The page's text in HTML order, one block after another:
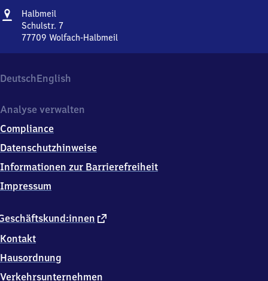
Adresse
Halbmeil
Schulstr. 7
77709 Wolfach-Halbmeil
7,
7
7
9
Wolfach-
DeutschEnglish
externer
Kontakt
Hausordnung
Verkehrsunternehmen
Analyse verwalten
Compliance
Datenschutzhinweise
Informationen zur Barrierefreiheit
Impressum